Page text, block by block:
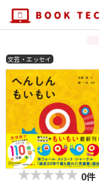
文芸・エッセイ
0件